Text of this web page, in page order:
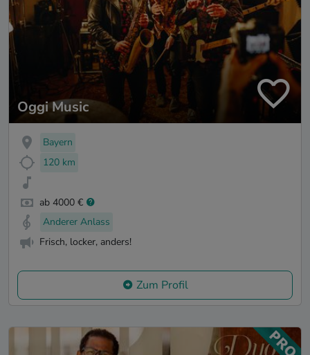
Oggi Music
Bayern
120 km
ab 4000 €
Anderer Anlass
Frisch, locker, anders!
Zum Profil